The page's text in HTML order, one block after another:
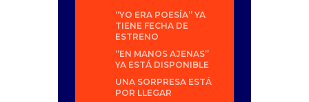
“YO ERA POESÍA” YA
TIENE FECHA DE
ESTRENO
“EN MANOS AJENAS”
YA ESTÁ DISPONIBLE
UNA SORPRESA ESTÁ
POR LLEGAR